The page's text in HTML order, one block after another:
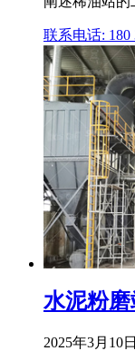
联系电话: 180
水泥粉磨
2025年3月10